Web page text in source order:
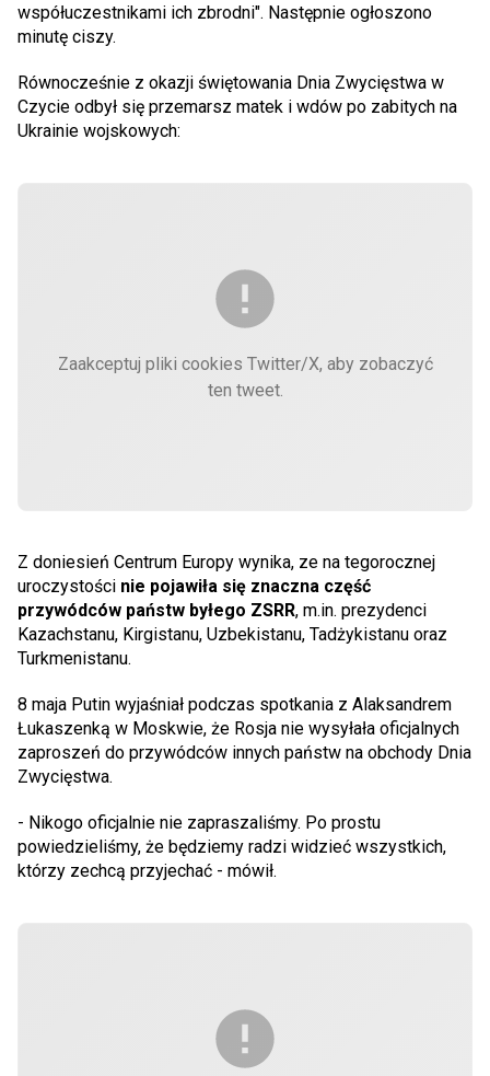
współuczestnikami ich zbrodni". Następnie ogłoszono
minutę ciszy.
Równocześnie z okazji świętowania Dnia Zwycięstwa w
Czycie odbył się przemarsz matek i wdów po zabitych na
Ukrainie wojskowych:
Zaakceptuj pliki cookies Twitter/X, aby zobaczyć
ten tweet.
Z doniesień Centrum Europy wynika, ze na tegorocznej
uroczystości nie pojawiła się znaczna część
przywódców państw byłego ZSRR, m.in. prezydenci
Kazachstanu, Kirgistanu, Uzbekistanu, Tadżykistanu oraz
Turkmenistanu.
8 maja Putin wyjaśniał podczas spotkania z Alaksandrem
Łukaszenką w Moskwie, że Rosja nie wysyłała oficjalnych
zaproszeń do przywódców innych państw na obchody Dnia
Zwycięstwa.
- Nikogo oficjalnie nie zapraszaliśmy. Po prostu
powiedzieliśmy, że będziemy radzi widzieć wszystkich,
którzy zechcą przyjechać - mówił.